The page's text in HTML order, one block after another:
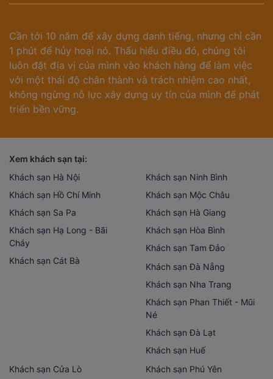
Cần tới 10 năm để xây dựng danh tiếng, nhưng chỉ cần
1 phút để hủy hoại nó. Thấu hiểu điều đó, chúng tôi
luôn đặt địa vị của mình vào khách hàng để làm việc
với một thái độ chân thành và trách nhiệm cao nhất,
không ngừng nỗ lực xây dựng uy tín của mình để phát
triển bền vững.
Xem khách sạn tại:
Khách sạn Hà Nội
Khách sạn Hồ Chí Minh
Khách sạn Sa Pa
Khách sạn Hạ Long - Bãi
Cháy
Khách sạn Cát Bà
Khách sạn Ninh Bình
Khách sạn Mộc Châu
Khách sạn Hà Giang
Khách sạn Hòa Bình
Khách sạn Tam Đảo
Khách sạn Đà Nẵng
Khách sạn Nha Trang
Khách sạn Phan Thiết - Mũi
Né
Khách sạn Đà Lạt
Khách sạn Huế
Khách sạn Cửa Lò
Khách sạn Phú Yên